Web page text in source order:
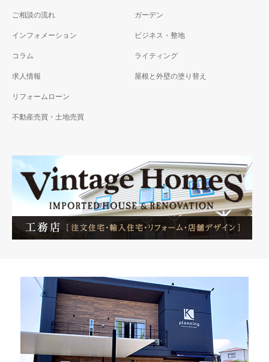
ご相談の流れ
インフォメーション
コラム
求人情報
リフォームローン
不動産売買・土地売買
ガーデン
ビジネス・整地
ライティング
屋根と外壁の塗り替え